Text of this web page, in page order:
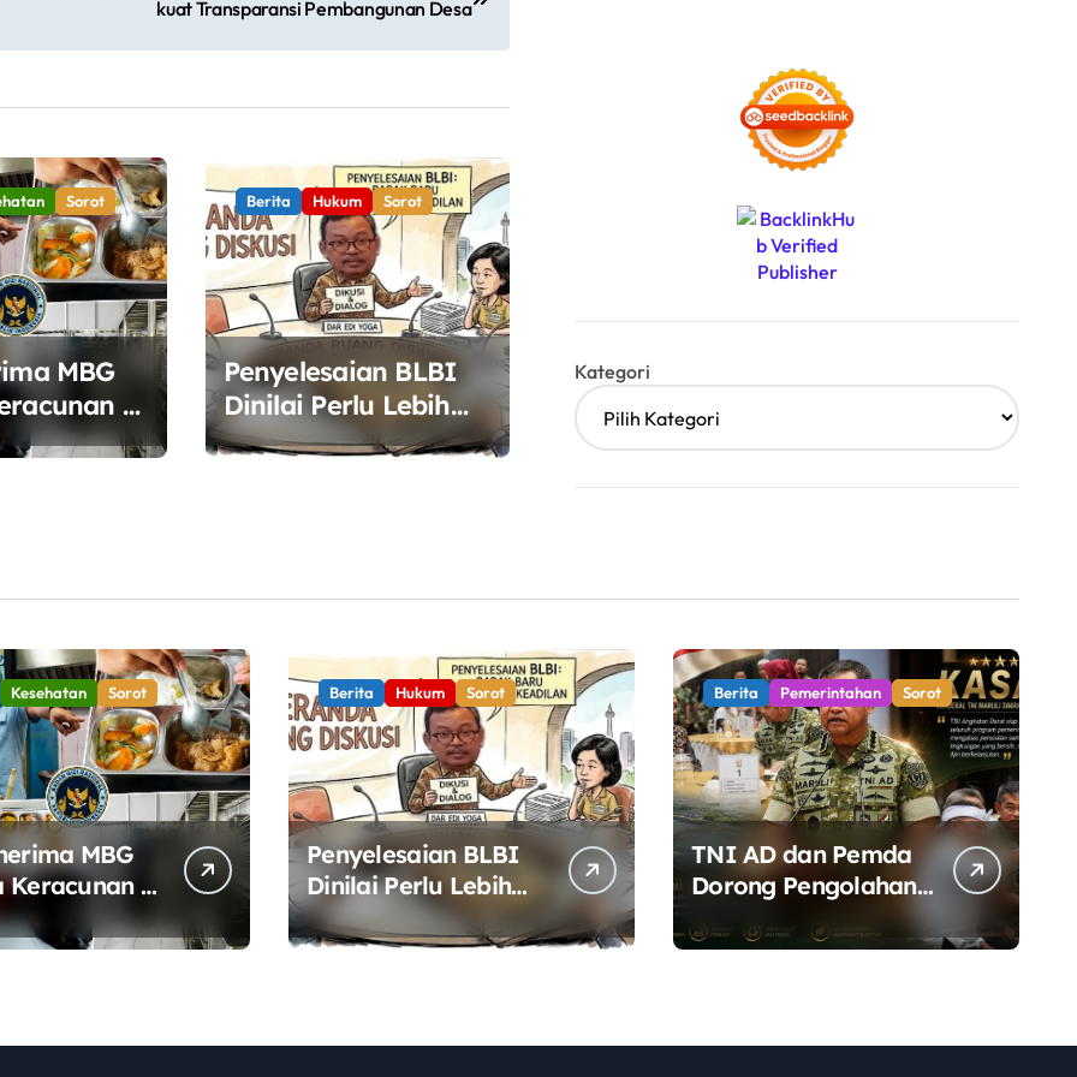
kuat Transparansi Pembangunan Desa
Sorot
MBG
di
BGN
Berita Hukum Sorot
Penyelesaian BLBI
Dinilai Perlu Lebih
Terbuka, Pemerintah
Kategori
Kesehatan Sorot
MBG
Keracunan di
BGN
Berita Hukum Sorot
Penyelesaian BLBI
Dinilai Perlu Lebih
Terbuka, Pemerintah
Diminta Buka Ruang
Berita Pemerintahan Sorot
TNI AD dan Pemda
Dorong Pengolahan
Teknologi Pirolisis